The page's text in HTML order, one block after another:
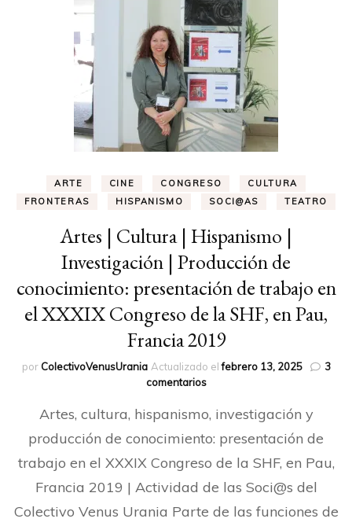
ARTE CINE CONGRESO
CULTURA
FRONTERAS
HISPANISMO SOCI@AS TEATRO
Artes | Cultura | Hispanismo |
Investigación | Producción de
conocimiento: presentación de trabajo en
el XXXIX Congreso de la SHF, en Pau,
Francia 2019
porColectivoVenusUrania Actualizado elfebrero 13, 2025
3
comentariosen
|
|
Hispanismo
Investigación
|
Artes, cultura, hispanismo, investigación y
producción de conocimiento: presentación de
trabajo en el XXXIX Congreso de la SHF, en Pau,
Francia 2019 | Actividad de las Soci@s del
Colectivo Venus Urania Parte de las funciones de